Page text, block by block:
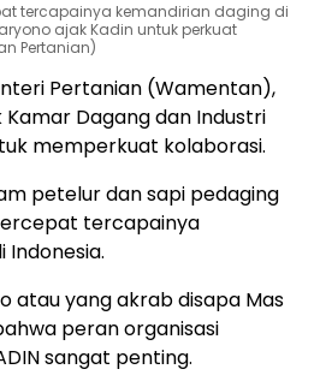
tercapainya kemandirian daging di
ajak Kadin untuk perkuat
Pertanian)
Pertanian (Wamentan),
Dagang dan Industri
memperkuat kolaborasi.
petelur dan sapi pedaging
tercapainya
Indonesia.
atau yang akrab disapa Mas
peran organisasi
sangat penting.